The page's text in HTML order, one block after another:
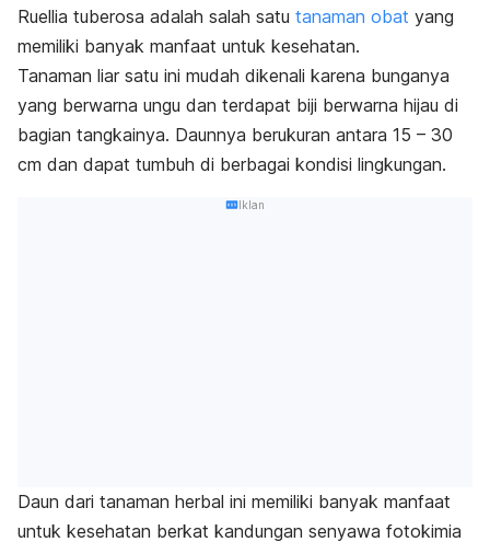
Ruellia tuberosa adalah salah satu tanaman obat yang
memiliki banyak manfaat untuk kesehatan.
Tanaman liar satu ini mudah dikenali karena bunganya
yang berwarna ungu dan terdapat biji berwarna hijau di
bagian tangkainya. Daunnya berukuran antara 15 – 30
cm dan dapat tumbuh di berbagai kondisi lingkungan.
Iklan
Daun dari tanaman herbal ini memiliki banyak manfaat
untuk kesehatan berkat kandungan senyawa fotokimia